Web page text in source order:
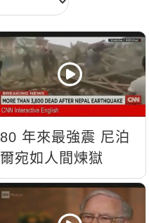
80 年來最強震 尼泊
爾宛如人間煉獄